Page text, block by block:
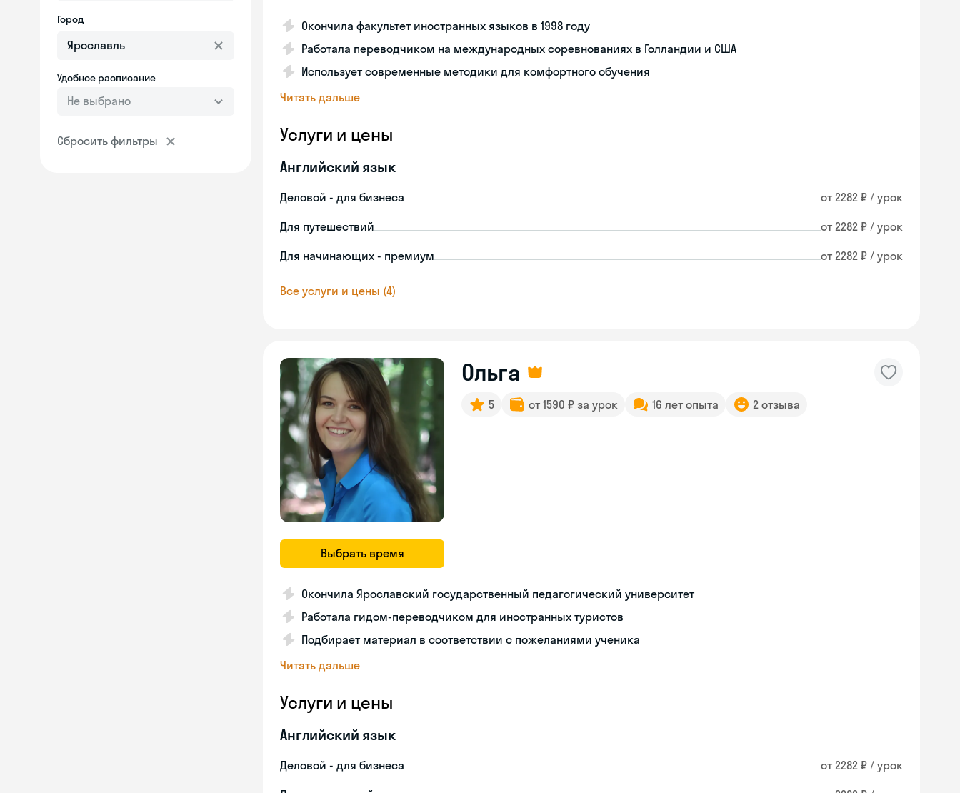
Город
Удобное расписание
Не выбрано
Сбросить фильтры
Окончила факультет иностранных языков в 1998 году
Работала переводчиком на международных соревнованиях в Голландии и США
Использует современные методики для комфортного обучения
Читать дальше
Услуги и цены
Английский язык
Деловой - для бизнеса от 2282 ₽ / урок
Для путешествий от 2282 ₽ / урок
Для начинающих - премиум от 2282 ₽ / урок
Все услуги и цены (4)
Выбрать время
Ольга
5 от 1590 ₽ за урок 16 лет опыта 2 отзыва
Окончила Ярославский государственный педагогический университет
Работала гидом-переводчиком для иностранных туристов
Подбирает материал в соответствии с пожеланиями ученика
Читать дальше
Услуги и цены
Английский язык
Деловой - для бизнеса от 2282 ₽ / урок